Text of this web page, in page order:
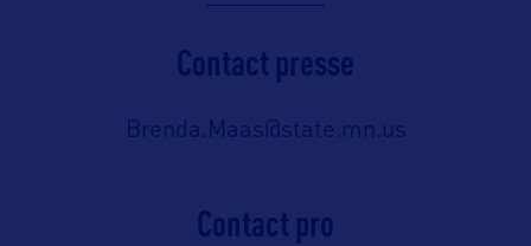
Contact presse
Brenda.Maas@state.mn.us
Contact pro